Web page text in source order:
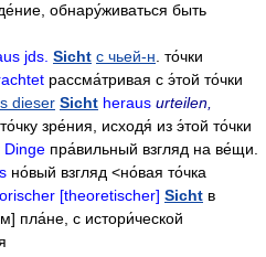
обнару́живаться быть
jds. Sicht с чьей-н то́чки
рассма́тривая с э́той то́чки
dieser Sicht heraus urteilen,
зре́ния
исходя́ из э́той то́чки
Dinge пра́вильный взгляд на ве́щи
но́вый взгляд <но́вая то́чка
[theoretischer] Sicht в
пла́не с истори́ческой